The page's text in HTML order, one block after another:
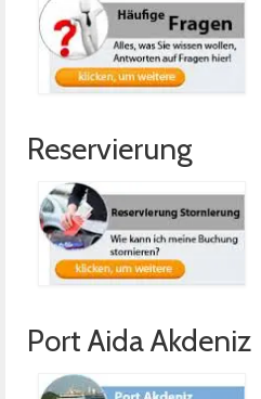
Reservierung
Port Aida Akdeniz